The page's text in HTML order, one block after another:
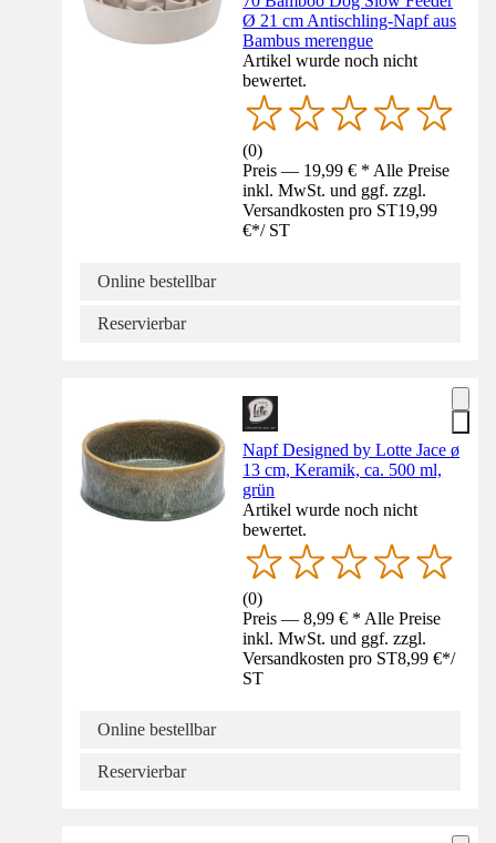
Ø 21 cm Antischling-Napf aus
Bambus merengue
Artikel wurde noch nicht
bewertet.
(0)
Preis — 19,99 € * Alle Preise
inkl. MwSt. und ggf. zzgl.
Versandkosten pro ST19,99
€*/ ST
Online bestellbar
Reservierbar
Napf Designed by Lotte Jace ø
13 cm, Keramik, ca. 500 ml,
grün
Artikel wurde noch nicht
bewertet.
(0)
Preis — 8,99 € * Alle Preise
inkl. MwSt. und ggf. zzgl.
Versandkosten pro ST8,99 €*/
ST
Online bestellbar
Reservierbar